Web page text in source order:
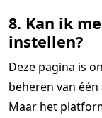
8. Kan ik
instellen?
Deze pagina is
beheren van
Maar het